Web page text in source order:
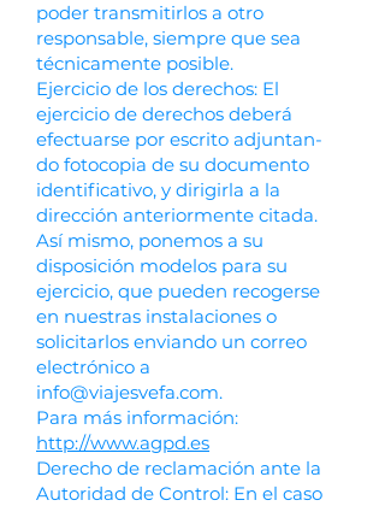
poder transmitirlos a otro
responsable, siempre que sea
técnicamente posible.
Ejercicio de los derechos: El
ejercicio de derechos deberá
efectuarse por escrito adjuntan-
do fotocopia de su documento
identificativo, y dirigirla a la
dirección anteriormente citada.
Así mismo, ponemos a su
disposición modelos para su
ejercicio, que pueden recogerse
en nuestras instalaciones o
solicitarlos enviando un correo
electrónico a
info@viajesvefa.com.
Para más información:
http://www.agpd.es
Derecho de reclamación ante la
Autoridad de Control: En el caso